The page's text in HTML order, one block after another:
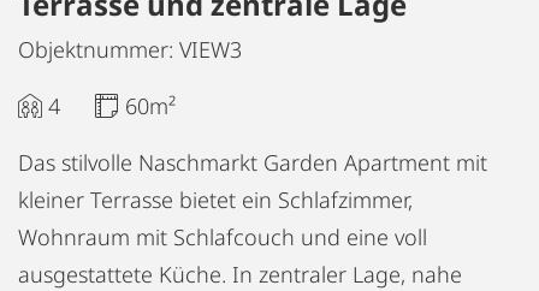
Objektnummer: VIEW3
4
60m²
Das stilvolle Naschmarkt Garden Apartment mit
kleiner Terrasse bietet ein Schlafzimmer,
Wohnraum mit Schlafcouch und eine voll
ausgestattete Küche. In zentraler Lage, nahe